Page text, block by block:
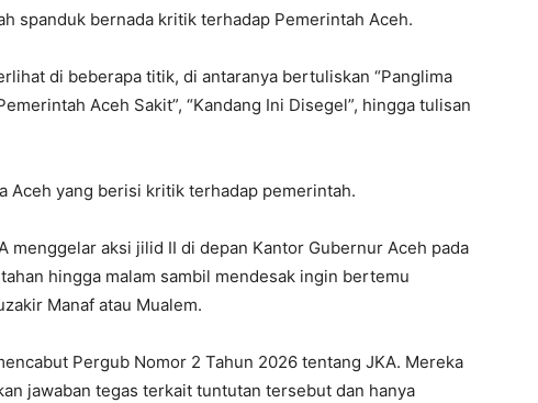
spanduk bernada kritik terhadap Pemerintah Aceh.
di beberapa titik, di antaranya bertuliskan “Panglima
Aceh Sakit”, “Kandang Ini Disegel”, hingga tulisan
Aceh yang berisi kritik terhadap pemerintah.
menggelar aksi jilid II di depan Kantor Gubernur Aceh pada
hingga malam sambil mendesak ingin bertemu
Manaf atau Mualem.
Pergub Nomor 2 Tahun 2026 tentang JKA. Mereka
jawaban tegas terkait tuntutan tersebut dan hanya